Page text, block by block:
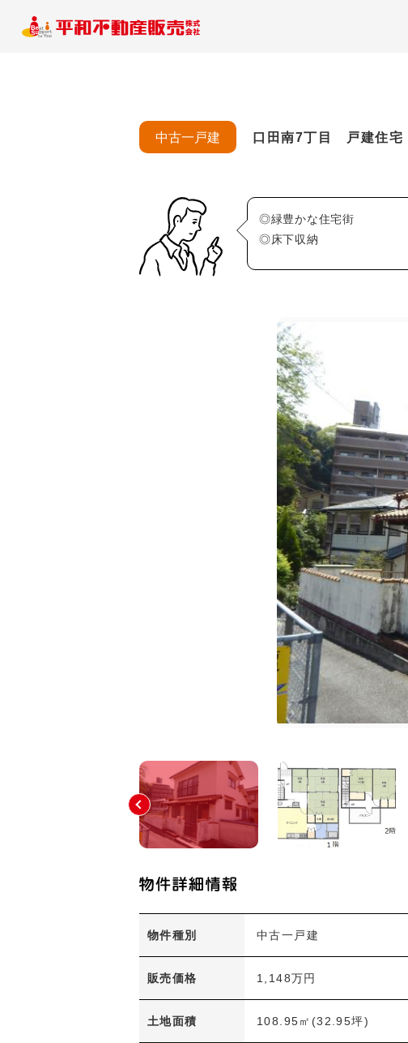
中古一戸建 口田南7丁目 戸建住宅
◎緑豊かな住宅街
◎床下収納
物件種別 中古一戸建
販売価格 1,148万円
土地面積 108.95㎡(32.95坪)